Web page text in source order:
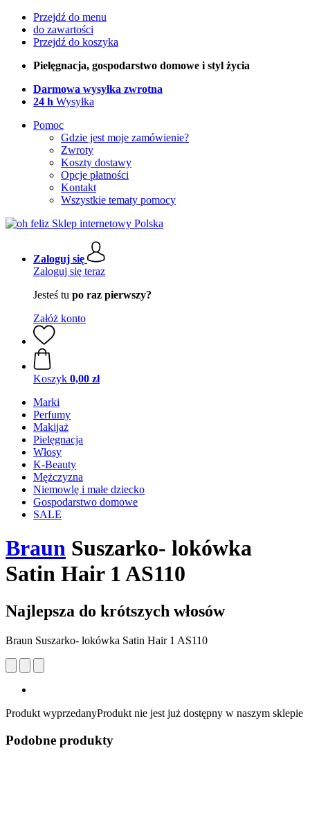
Przejdź do menu
do zawartości
Przejdź do koszyka
Pielęgnacja, gospodarstwo domowe i styl życia
Darmowa wysyłka zwrotna
24 h Wysyłka
Pomoc
Gdzie jest moje zamówienie?
Zwroty
Koszty dostawy
Opcje płatności
Kontakt
Wszystkie tematy pomocy
Zaloguj się
Zaloguj się teraz
Jesteś tu po raz pierwszy?
Załóż konto
Koszyk 0,00 zł
Marki
Perfumy
Makijaż
Pielęgnacja
Włosy
K-Beauty
Mężczyzna
Niemowlę i małe dziecko
Gospodarstwo domowe
SALE
Braun Suszarko- lokówka
Satin Hair 1 AS110
Najlepsza do krótszych włosów
Braun Suszarko- lokówka Satin Hair 1 AS110
Produkt wyprzedanyProdukt nie jest już dostępny w naszym sklepie
Podobne produkty